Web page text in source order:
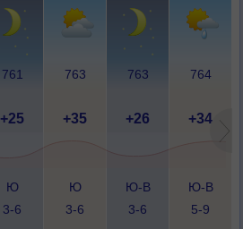
761 763 763 764
+25 +35 +26 +34
Ю
3-6
Ю
3-6
Ю-В
3-6
Ю-В
5-9